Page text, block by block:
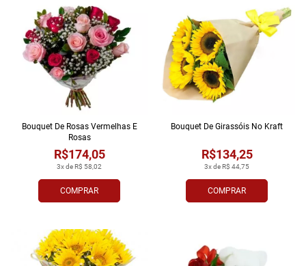
COMPRAR
3x de R$ 58,02
R$174,05
Bouquet De Rosas Vermelhas E
Rosas
COMPRAR
3x de R$ 44,75
R$134,25
Bouquet De Girassóis No Kraft